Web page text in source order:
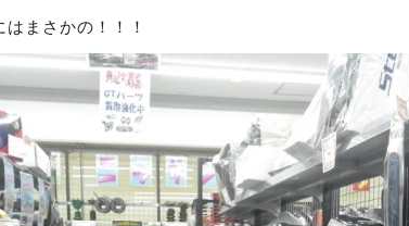
まさかの！！！